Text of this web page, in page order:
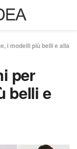
i modelli più belli e alla
per
belli e